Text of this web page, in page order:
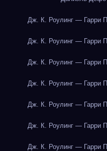
Дж. К. Роулинг — Гарри
Дж. К. Роулинг — Гарри
Дж. К. Роулинг — Гарри
Дж. К. Роулинг — Гарри
Дж. К. Роулинг — Гарри
Дж. К. Роулинг — Гарри
Дж. К. Роулинг — Гарри